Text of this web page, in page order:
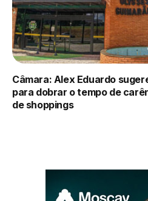
Câmara: Alex Eduardo
para dobrar o tempo de
de shoppings